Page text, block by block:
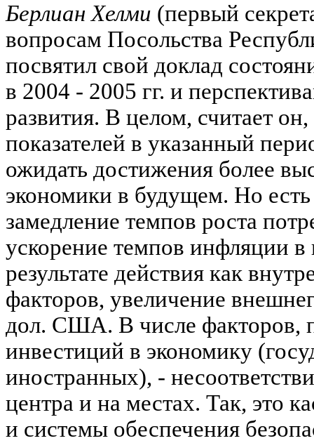
Берлиан Хелми (первый
вопросам Посольства
посвятил свой доклад
в 2004 - 2005 гг. и
развития. В целом, считает
показателей в указанный
ожидать достижения более
экономики в будущем. Но
замедление темпов роста
ускорение темпов инфляции в
результате действия как
факторов, увеличение
дол. США. В числе факторов,
инвестиций в экономику
иностранных), -
центра и на местах. Так, это
и системы обеспечения